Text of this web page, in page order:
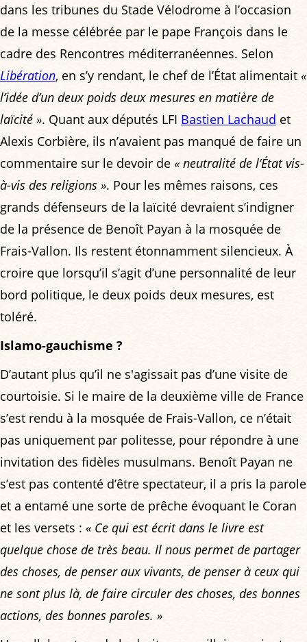
dans les tribunes du Stade Vélodrome à l’occasion
de la messe célébrée par le pape François dans le
cadre des Rencontres méditerranéennes. Selon
Libération, en s’y rendant, le chef de l’État alimentait «
l’idée d’un deux poids deux mesures en matière de
laïcité ». Quant aux députés LFI Bastien Lachaud et
Alexis Corbière, ils n’avaient pas manqué de faire un
commentaire sur le devoir de « neutralité de l’État vis-
à-vis des religions ». Pour les mêmes raisons, ces
grands défenseurs de la laïcité devraient s’indigner
de la présence de Benoît Payan à la mosquée de
Frais-Vallon. Ils restent étonnamment silencieux. À
croire que lorsqu’il s’agit d’une personnalité de leur
bord politique, le deux poids deux mesures, est
toléré.
Islamo-gauchisme ?
D’autant plus qu’il ne s'agissait pas d’une visite de
courtoisie. Si le maire de la deuxième ville de France
s’est rendu à la mosquée de Frais-Vallon, ce n’était
pas uniquement par politesse, pour répondre à une
invitation des fidèles musulmans. Benoît Payan ne
s’est pas contenté d’être spectateur, il a pris la parole
et a entamé une sorte de prêche évoquant le Coran
et les versets : « Ce qui est écrit dans le livre est
quelque chose de très beau. Il nous permet de partager
des choses, de penser aux vivants, de penser à ceux qui
ne sont plus là, de faire circuler des choses, des bonnes
actions, des bonnes paroles. »